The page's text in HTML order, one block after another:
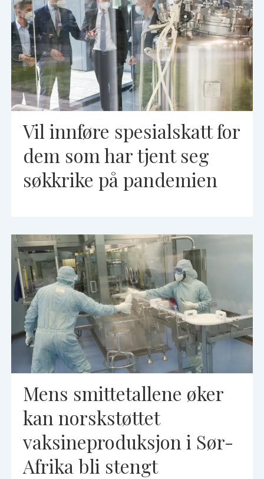
Vil innføre spesialskatt for
dem som har tjent seg
søkkrike på pandemien
Mens smittetallene øker
kan norskstøttet
vaksineproduksjon i Sør-
Afrika bli stengt